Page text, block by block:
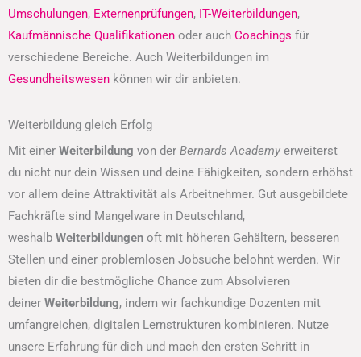
Umschulungen, Externenprüfungen, IT-Weiterbildungen,
Kaufmännische Qualifikationen oder auch Coachings für
verschiedene Bereiche. Auch Weiterbildungen im
Gesundheitswesen können wir dir anbieten.
Weiterbildung gleich Erfolg
Mit einer Weiterbildung von der Bernards Academy erweiterst
du nicht nur dein Wissen und deine Fähigkeiten, sondern erhöhst
vor allem deine Attraktivität als Arbeitnehmer. Gut ausgebildete
Fachkräfte sind Mangelware in Deutschland,
weshalb Weiterbildungen oft mit höheren Gehältern, besseren
Stellen und einer problemlosen Jobsuche belohnt werden. Wir
bieten dir die bestmögliche Chance zum Absolvieren
deiner Weiterbildung, indem wir fachkundige Dozenten mit
umfangreichen, digitalen Lernstrukturen kombinieren. Nutze
unsere Erfahrung für dich und mach den ersten Schritt in